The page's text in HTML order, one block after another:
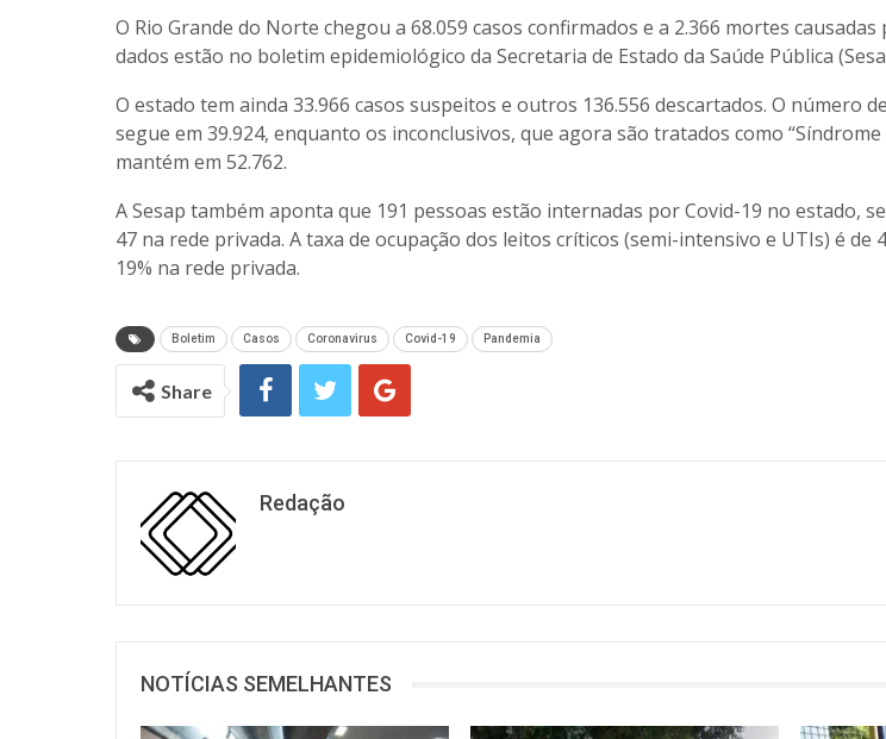
O Rio Grande do Norte chegou a 68.059 casos confirmados e a 2.366 mortes
dados estão no boletim epidemiológico da Secretaria de Estado da Saúde Pública
O estado tem ainda 33.966 casos suspeitos e outros 136.556 descartados. O número
segue em 39.924, enquanto os inconclusivos, que agora são tratados como “Síndrome
mantém em 52.762.
A Sesap também aponta que 191 pessoas estão internadas por Covid-19 no estado,
47 na rede privada. A taxa de ocupação dos leitos críticos (semi-intensivo e UTIs) é de
19% na rede privada.
Boletim Casos Coronavirus Covid-19 Pandemia
Share
Redação
NOTÍCIAS SEMELHANTES